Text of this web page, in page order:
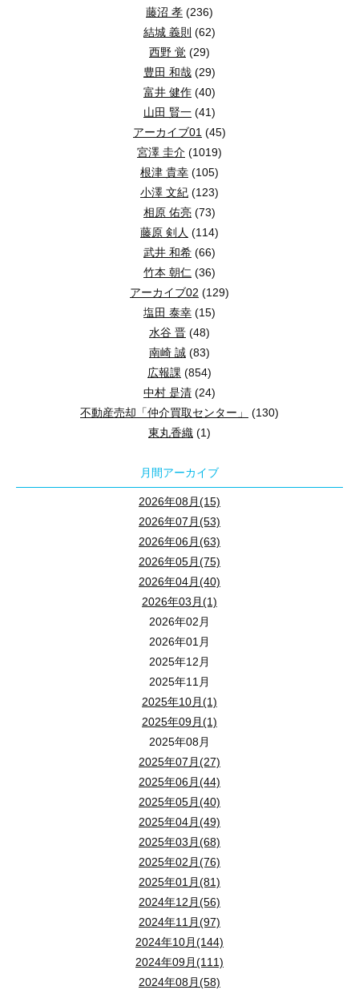
藤沼 孝 (236)
結城 義則 (62)
西野 覚 (29)
豊田 和哉 (29)
富井 健作 (40)
山田 賢一 (41)
アーカイブ01 (45)
宮澤 圭介 (1019)
根津 貴幸 (105)
小澤 文紀 (123)
相原 佑亮 (73)
藤原 剣人 (114)
武井 和希 (66)
竹本 朝仁 (36)
アーカイブ02 (129)
塩田 泰幸 (15)
水谷 晋 (48)
南崎 誠 (83)
広報課 (854)
中村 是清 (24)
不動産売却「仲介買取センター」
(130)
東丸香織 (1)
月間アーカイブ
2026年08月(15)
2026年07月(53)
2026年06月(63)
2026年05月(75)
2026年04月(40)
2026年03月(1)
2026年02月
2026年01月
2025年12月
2025年11月
2025年10月(1)
2025年09月(1)
2025年08月
2025年07月(27)
2025年06月(44)
2025年05月(40)
2025年04月(49)
2025年03月(68)
2025年02月(76)
2025年01月(81)
2024年12月(56)
2024年11月(97)
2024年10月(144)
2024年09月(111)
2024年08月(58)